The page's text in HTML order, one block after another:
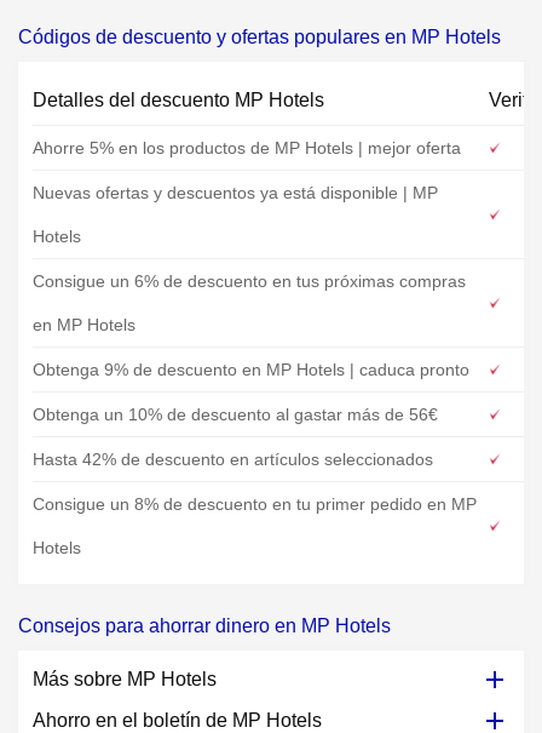
Códigos de descuento y ofertas populares en MP Hotels
Detalles del descuento MP Hotels
Ahorre 5% en los productos de MP Hotels | mejor oferta
Nuevas ofertas y descuentos ya está disponible | MP
Hotels
Consigue un 6% de descuento en tus próximas compras
en MP Hotels
Obtenga 9% de descuento en MP Hotels | caduca pronto
Obtenga un 10% de descuento al gastar más de 56€
Hasta 42% de descuento en artículos seleccionados
Consigue un 8% de descuento en tu primer pedido en MP
Hotels
Consejos para ahorrar dinero en MP Hotels
Más sobre MP Hotels
Ahorro en el boletín de MP Hotels